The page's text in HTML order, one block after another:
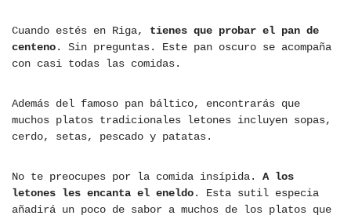
Cuando estés en Riga, tienes que probar el pan de
centeno. Sin preguntas. Este pan oscuro se acompaña
con casi todas las comidas.
Además del famoso pan báltico, encontrarás que
muchos platos tradicionales letones incluyen sopas,
cerdo, setas, pescado y patatas.
No te preocupes por la comida insípida. A los
letones les encanta el eneldo. Esta sutil especia
añadirá un poco de sabor a muchos de los platos que